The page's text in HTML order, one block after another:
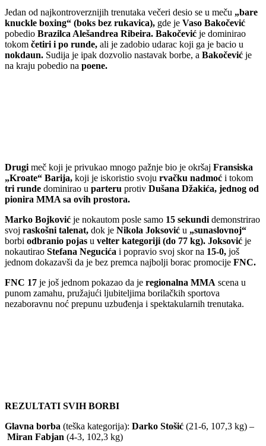
Jedan od najkontroverznijih trenutaka večeri desio se u meču „bare
knuckle boxing“ (boks bez rukavica), gde je Vaso Bakočević
pobedio Brazilca Alešandrea Ribeira. Bakočević je dominirao
tokom četiri i po runde, ali je zadobio udarac koji ga je bacio u
nokdaun. Sudija je ipak dozvolio nastavak borbe, a Bakočević je
na kraju pobedio na poene.
Drugi meč koji je privukao mnogo pažnje bio je okršaj Fransiska
„Kroate“ Barija, koji je iskoristio svoju rvačku nadmoć i tokom
tri runde dominirao u parteru protiv Dušana Džakića, jednog od
pionira MMA sa ovih prostora.
Marko Bojković je nokautom posle samo 15 sekundi demonstrirao
svoj raskošni talenat, dok je Nikola Joksović u „sunaslovnoj“
borbi odbranio pojas u velter kategoriji (do 77 kg). Joksović je
nokautirao Stefana Negucića i popravio svoj skor na 15-0, još
jednom dokazavši da je bez premca najbolji borac promocije FNC.
FNC 17 je još jednom pokazao da je regionalna MMA scena u
punom zamahu, pružajući ljubiteljima borilačkih sportova
nezaboravnu noć prepunu uzbuđenja i spektakularnih trenutaka.
REZULTATI SVIH BORBI
Glavna borba (teška kategorija): Darko Stošić (21-6, 107,3 kg) –
Miran Fabjan (4-3, 102,3 kg)